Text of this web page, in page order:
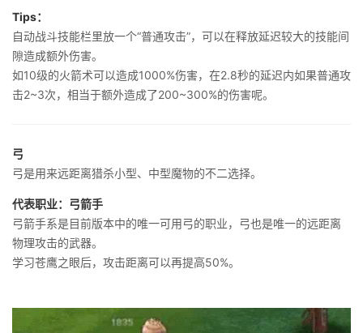
Tips：
自动战斗技能栏里放一个“普通攻击”，可以在释放延迟较大的技能间
隙造成额外伤害。
如10级的火箭术可以造成1000%伤害，在2.8秒的延迟内如果普通攻
击2~3次，相当于额外造成了200~300%的伤害呢。
弓
弓是用来远距离猎杀小型、中型魔物的不二选择。
代表职业：弓箭手
弓箭手系是目前版本中的唯一可用弓的职业，弓也是唯一的远距离
物理攻击的武器。
学习苍鹰之眼后，攻击距离可以再提高50%。